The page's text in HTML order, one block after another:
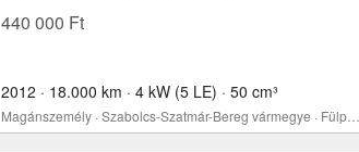
440 000 Ft
2012 · 18.000 km · 4 kW (5 LE) · 50 cm³